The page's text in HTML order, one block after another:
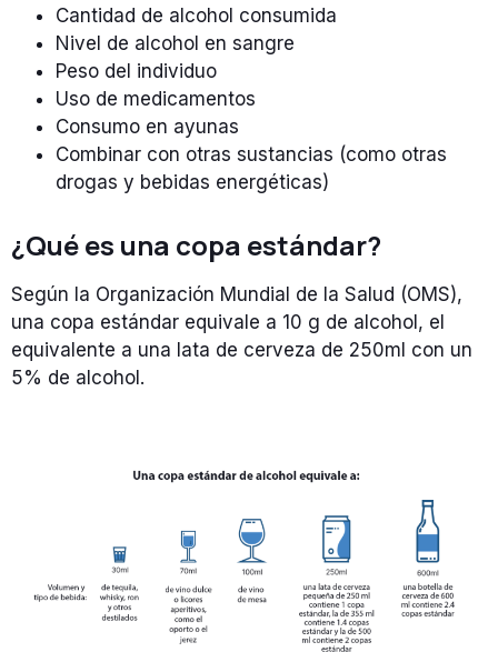
Cantidad de alcohol consumida
Nivel de alcohol en sangre
Peso del individuo
Uso de medicamentos
Consumo en ayunas
Combinar con otras sustancias (como otras
drogas y bebidas energéticas)
¿Qué es una copa estándar?
Según la Organización Mundial de la Salud (OMS),
una copa estándar equivale a 10 g de alcohol, el
equivalente a una lata de cerveza de 250ml con un
5% de alcohol.